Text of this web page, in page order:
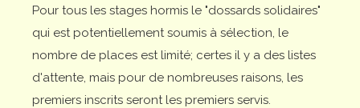
Pour tous les stages hormis le "dossards solidaires"
qui est potentiellement soumis à sélection, le
nombre de places est limité; certes il y a des listes
d'attente, mais pour de nombreuses raisons, les
premiers inscrits seront les premiers servis.